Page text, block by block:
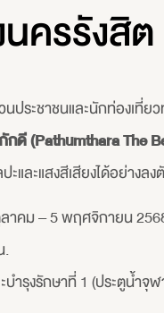
ครรังสิ
ประชาชนและนักท่องเที่
ดี (Pathumthara The
และแสงสีเสียงได้อย่างลง
าคม – 5 พฤศจิกายน
.
ำรุงรักษาที่ 1 (ประตูน้ำ